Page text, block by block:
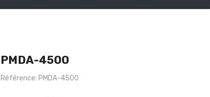
PMDA-4500
Référence: PMDA-4500